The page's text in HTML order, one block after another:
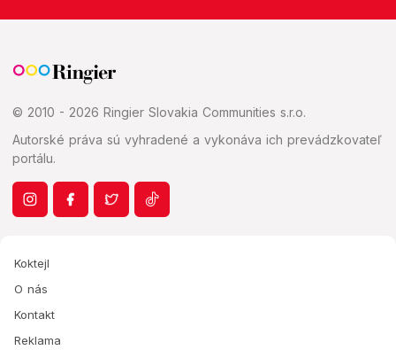
© 2010 - 2026 Ringier Slovakia Communities s.r.o.
Autorské práva sú vyhradené a vykonáva ich prevádzkovateľ
portálu.
Koktejl
O nás
Kontakt
Reklama